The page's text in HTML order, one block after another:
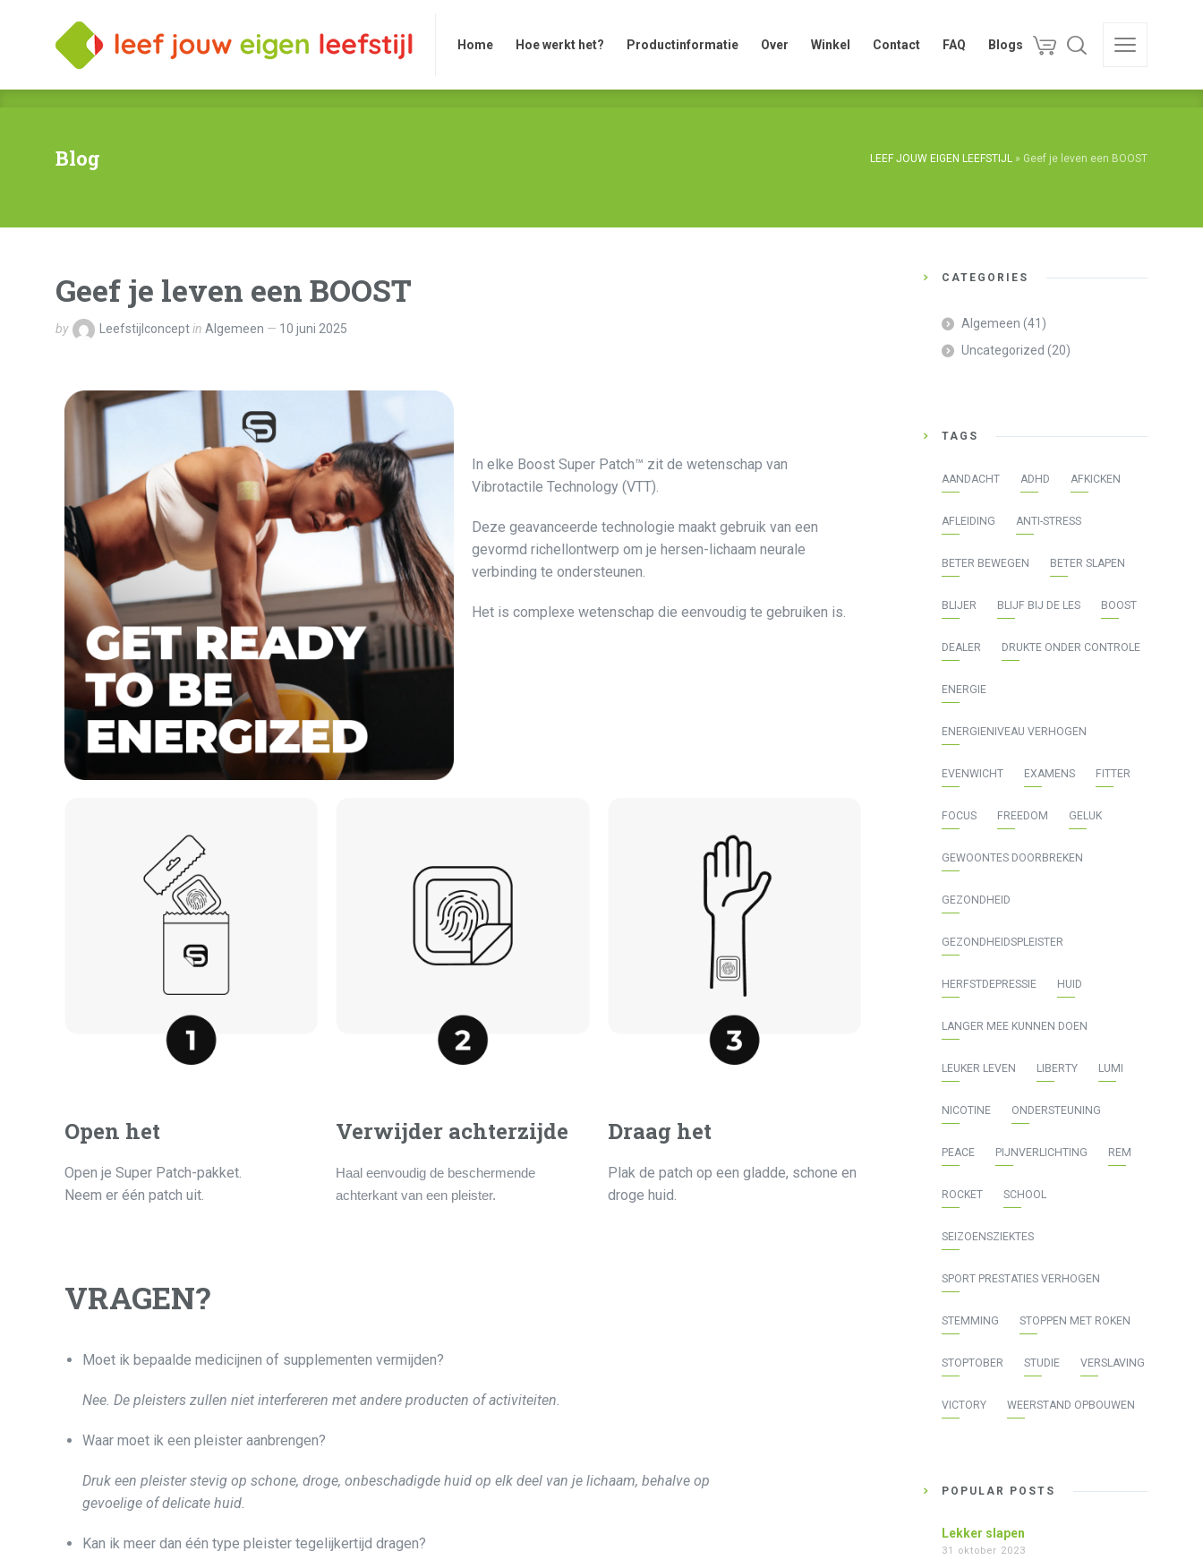
Home Hoe werkt het? Productinformatie Over Winkel Contact FAQ Blogs
Blog LEEF JOUW EIGEN LEEFSTIJL » Geef je leven een BOOST
Geef je leven een BOOST
by Leefstijlconceptin Algemeen 10 juni 2025
In elke Boost Super Patch™ zit de wetenschap van
Vibrotactile Technology (VTT).
Deze geavanceerde technologie maakt gebruik van een
gevormd richellontwerp om je hersen-lichaam neurale
verbinding te ondersteunen.
Het is complexe wetenschap die eenvoudig te gebruiken is.
Open het
Open je Super Patch-pakket.
Neem er één patch uit.
Verwijder achterzijde
Haal eenvoudig de beschermende
achterkant van een pleister.
Draag het
Plak de patch op een gladde, schone en
droge huid.
VRAGEN?
Moet ik bepaalde medicijnen of supplementen vermijden?
Nee. De pleisters zullen niet interfereren met andere producten of activiteiten.
Waar moet ik een pleister aanbrengen?
Druk een pleister stevig op schone, droge, onbeschadigde huid op elk deel van je lichaam, behalve op
gevoelige of delicate huid.
Kan ik meer dan één type pleister tegelijkertijd dragen?
CATEGORIES
Algemeen (41)
Uncategorized (20)
TAGS
AANDACHT ADHD AFKICKEN
AFLEIDING ANTI-STRESS
BETER BEWEGEN BETER SLAPEN
BLIJER BLIJF BIJ DE LES BOOST
DEALER DRUKTE ONDER CONTROLE
ENERGIE
ENERGIENIVEAU VERHOGEN
EVENWICHT EXAMENS FITTER
FOCUS FREEDOM GELUK
GEWOONTES DOORBREKEN
GEZONDHEID
GEZONDHEIDSPLEISTER
HERFSTDEPRESSIE HUID
LANGER MEE KUNNEN DOEN
LEUKER LEVEN LIBERTY LUMI
NICOTINE ONDERSTEUNING
PEACE PIJNVERLICHTING REM
ROCKET SCHOOL
SEIZOENSZIEKTES
SPORT PRESTATIES VERHOGEN
STEMMING STOPPEN MET ROKEN
STOPTOBER STUDIE VERSLAVING
VICTORY WEERSTAND OPBOUWEN
POPULAR POSTS
Lekker slapen
31 oktober 2023